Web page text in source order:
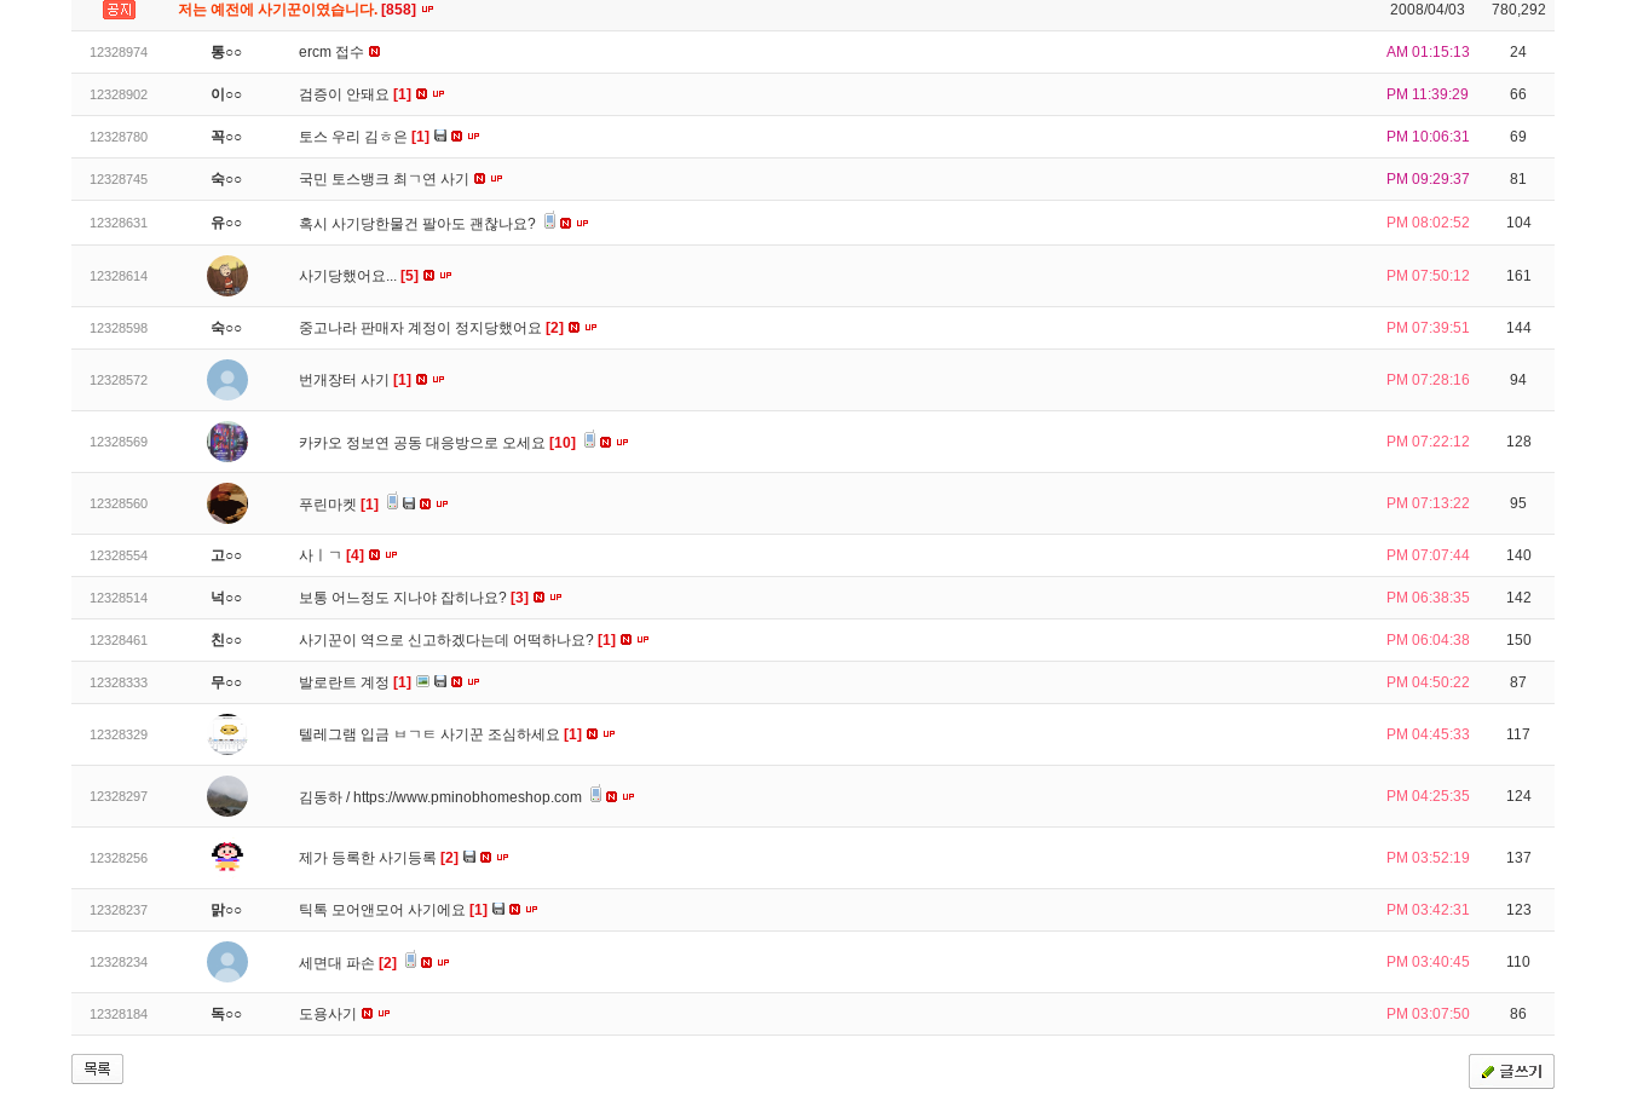
저는 예전에 사기꾼이였습니다. [858] 2008/04/03 780,292
12328974 통○○ ercm 접수 AM 01:15:13 24
12328902 이○○ 검증이 안돼요 [1] PM 11:39:29 66
12328780 꼭○○ 토스 우리 김ㅎ은 [1] PM 10:06:31 69
12328745 숙○○ 국민 토스뱅크 최ㄱ연 사기 PM 09:29:37 81
12328631 유○○ 혹시 사기당한물건 팔아도 괜찮나요? PM 08:02:52 104
12328614 사기당했어요... [5] PM 07:50:12 161
12328598 숙○○ 중고나라 판매자 계정이 정지당했어요 [2] PM 07:39:51 144
12328572 번개장터 사기 [1] PM 07:28:16 94
12328569 카카오 정보연 공동 대응방으로 오세요 [10] PM 07:22:12 128
12328560 푸린마켓 [1] PM 07:13:22 95
12328554 고○○ 사ㅣㄱ [4] PM 07:07:44 140
12328514 넉○○ 보통 어느정도 지나야 잡히나요? [3] PM 06:38:35 142
12328461 친○○ 사기꾼이 역으로 신고하겠다는데 어떡하나요? [1] PM 06:04:38 150
12328333 무○○ 발로란트 계정 [1] PM 04:50:22 87
12328329 텔레그램 입금 ㅂㄱㅌ 사기꾼 조심하세요 [1] PM 04:45:33 117
12328297 김동하 / https://www.pminobhomeshop.com PM 04:25:35 124
12328256 제가 등록한 사기등록 [2] PM 03:52:19 137
12328237 맑○○ 틱톡 모어앤모어 사기에요 [1] PM 03:42:31 123
12328234 세면대 파손 [2] PM 03:40:45 110
12328184 독○○ 도용사기 PM 03:07:50 86